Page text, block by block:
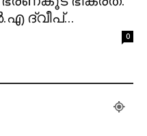
ദ്വീപ്...
0